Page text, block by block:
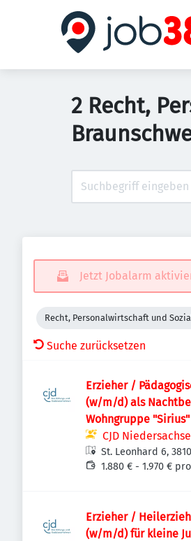
2 Recht,
Jetzt Jobalarm
Recht, Personalwirtschaft und
Suche zurücksetzen
Erzieher /
(w/m/d) als
Wohngruppe "Sirius"
CJD
St. Leonhard 6,
Deutschland
1.880 € - 1.970 €
Erzieher /
(w/m/d) für kleine